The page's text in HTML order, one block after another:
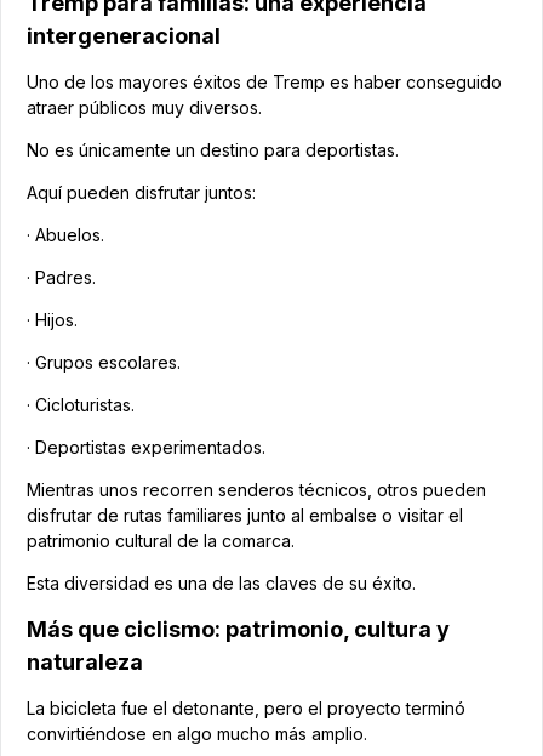
intergeneracional
Uno de los mayores éxitos de Tremp es haber conseguido
atraer públicos muy diversos.
No es únicamente un destino para deportistas.
Aquí pueden disfrutar juntos:
· Abuelos.
· Padres.
· Hijos.
· Grupos escolares.
· Cicloturistas.
· Deportistas experimentados.
Mientras unos recorren senderos técnicos, otros pueden
disfrutar de rutas familiares junto al embalse o visitar el
patrimonio cultural de la comarca.
Esta diversidad es una de las claves de su éxito.
Más que ciclismo: patrimonio, cultura y
naturaleza
La bicicleta fue el detonante, pero el proyecto terminó
convirtiéndose en algo mucho más amplio.